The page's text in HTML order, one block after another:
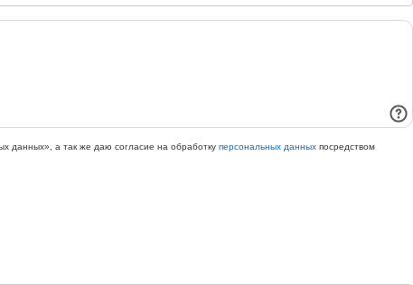
данных», а так же даю согласие на обработку персональных данных посредством